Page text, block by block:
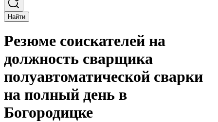
Найти
Резюме соискателей на
должность сварщика
полуавтоматической сварки
на полный день в
Богородицке